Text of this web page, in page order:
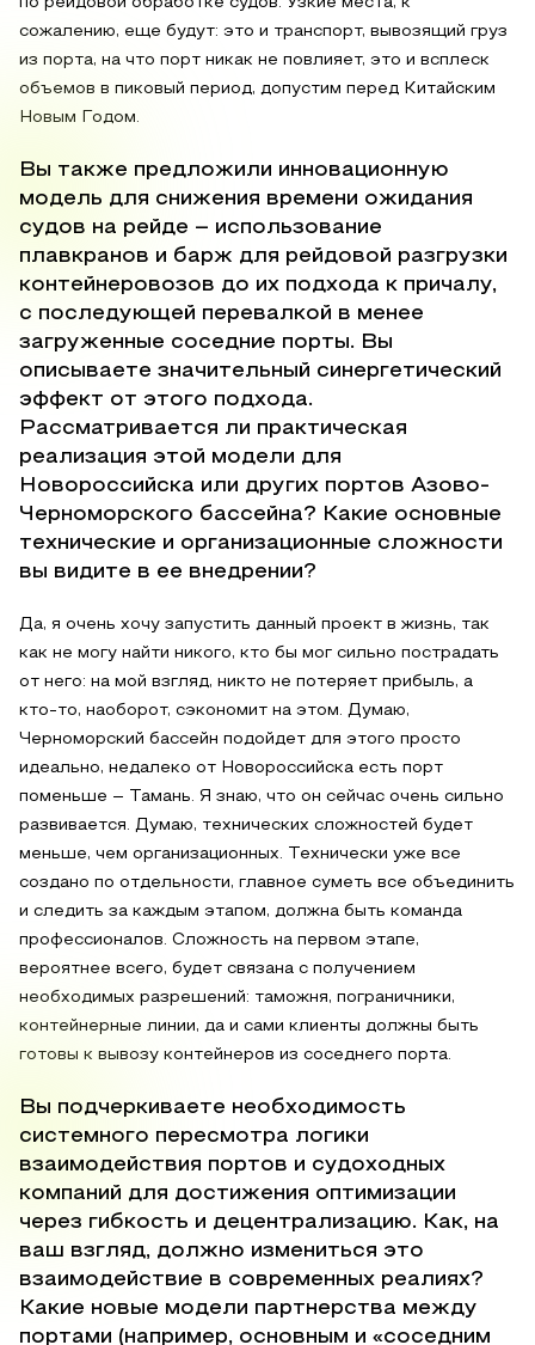
сожалению, еще будут: это и транспорт, вывозящий груз
из порта, на что порт никак не повлияет, это и всплеск
объемов в пиковый период, допустим перед Китайским
Новым Годом.
Вы также предложили инновационную
модель для снижения времени ожидания
судов на рейде – использование
плавкранов и барж для рейдовой разгрузки
контейнеровозов до их подхода к причалу,
с последующей перевалкой в менее
загруженные соседние порты. Вы
описываете значительный синергетический
эффект от этого подхода.
Рассматривается ли практическая
реализация этой модели для
Новороссийска или других портов Азово-
Черноморского бассейна? Какие основные
технические и организационные сложности
вы видите в ее внедрении?
Да, я очень хочу запустить данный проект в жизнь, так
как не могу найти никого, кто бы мог сильно пострадать
от него: на мой взгляд, никто не потеряет прибыль, а
кто-то, наоборот, сэкономит на этом. Думаю,
Черноморский бассейн подойдет для этого просто
идеально, недалеко от Новороссийска есть порт
поменьше – Тамань. Я знаю, что он сейчас очень сильно
развивается. Думаю, технических сложностей будет
меньше, чем организационных. Технически уже все
создано по отдельности, главное суметь все объединить
и следить за каждым этапом, должна быть команда
профессионалов. Сложность на первом этапе,
вероятнее всего, будет связана с получением
необходимых разрешений: таможня, пограничники,
контейнерные линии, да и сами клиенты должны быть
готовы к вывозу контейнеров из соседнего порта.
Вы подчеркиваете необходимость
системного пересмотра логики
взаимодействия портов и судоходных
компаний для достижения оптимизации
через гибкость и децентрализацию. Как, на
ваш взгляд, должно измениться это
взаимодействие в современных реалиях?
Какие новые модели партнерства между
портами (например, основным и «соседним